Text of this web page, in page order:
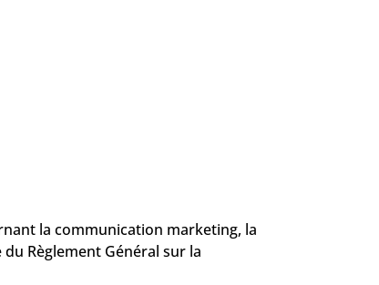
la communication marketing, la
Règlement Général sur la